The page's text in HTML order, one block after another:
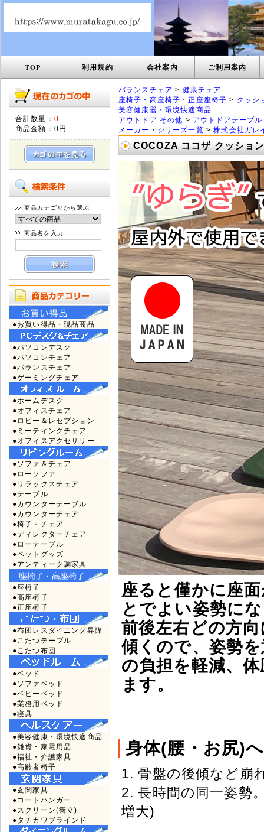
TOP 利用規約 会社案内 ご利用案内
合計数量： 0
商品金額： 0円
商品カテゴリから選ぶ
商品名を入力
●お買い得品・現品商品
●パソコンデスク
●パソコンチェア
●バランスチェア
●ゲーミングチェア
●ホームデスク
●オフィスチェア
●ロビー＆レセプション
●ミーティングチェア
●オフィスアクセサリー
●ソファ＆チェア
●ローソファ
●リラックスチェア
●テーブル
●カウンターテーブル
●カウンターチェア
●椅子・チェア
●ディレクターチェア
●ローテーブル
●ペットグッズ
●アンティーク調家具
●座椅子
●高座椅子
●正座椅子
●布団レスダイニング昇降
●こたつテーブル
●こたつ布団
●ベッド
●ソファベッド
●ベビーベッド
●業務用ベッド
●寝具
●美容健康・環境快適商品
●雑貨・家電用品
●福祉・介護家具
●高齢者椅子
●玄関家具
●コートハンガー
●スクリーン(衝立)
●タチカワブラインド
バランスチェア > 健康チェア
座椅子・高座椅子・正座座椅子 > クッシ
美容健康器・環境快適商品
アウトドア その他 > アウトドアテーブ
メーカー・シリーズ一覧 >株式会社ガレ
COCOZA ココザ クッショ
座ると僅かに座
とでよい姿勢に
前後左右どの方
傾くので、姿勢
の負担を軽減、
ます。
身体(腰・お尻)
1. 骨盤の後傾など崩
2. 長時間の同一姿勢
増大)